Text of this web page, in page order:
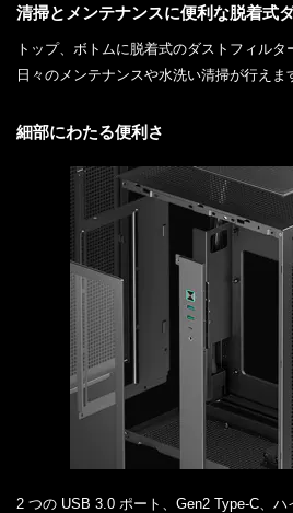
清掃とメンテナンスに便利な脱着式
トップ、ボトムに脱着式のダストフィル
日々のメンテナンスや水洗い清掃が行えま
細部にわたる便利さ
2 つの USB 3.0 ポート、Gen2 Type-C、